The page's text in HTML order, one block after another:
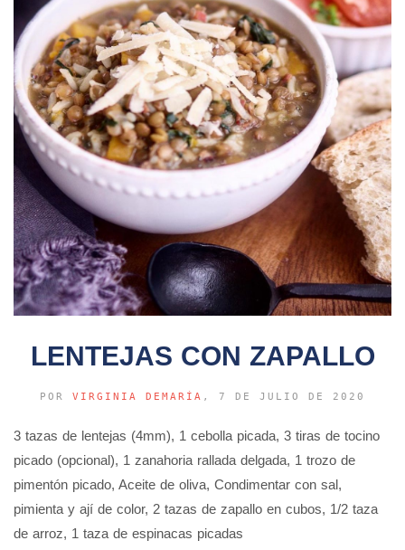
LENTEJAS CON ZAPALLO
POR VIRGINIA DEMARÍA , 7 DE JULIO DE 2020
3 tazas de lentejas (4mm), 1 cebolla picada, 3 tiras de tocino
picado (opcional), 1 zanahoria rallada delgada, 1 trozo de
pimentón picado, Aceite de oliva, Condimentar con sal,
pimienta y ají de color, 2 tazas de zapallo en cubos, 1/2 taza
de arroz, 1 taza de espinacas picadas